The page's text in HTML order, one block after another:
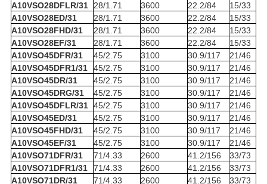
A10VSO28DFLR/31 28/1.71 3600 22.2/84
15/33
A10VSO28ED/31
28/1.71 3600 22.2/84
15/33
A10VSO28FHD/31
28/1.71 3600 22.2/84
15/33
A10VSO28EF/31
28/1.71 3600 22.2/84
15/33
A10VSO45DFR/31
45/2.75 3100 30.9/117
21/46
A10VSO45DFR1/31
45/2.75 3100 30.9/117
21/46
A10VSO45DR/31
45/2.75 3100 30.9/117
21/46
A10VSO45DRG/31
45/2.75 3100 30.9/117
21/46
A10VSO45DFLR/31 45/2.75 3100 30.9/117
21/46
A10VSO45ED/31
45/2.75 3100 30.9/117
21/46
A10VSO45FHD/31
45/2.75 3100 30.9/117
21/46
A10VSO45EF/31
45/2.75 3100 30.9/117
21/46
A10VSO71DFR/31
71/4.33 2600 41.2/156
33/73
A10VSO71DFR1/31
71/4.33 2600 41.2/156
33/73
A10VSO71DR/31
71/4.33 2600 41.2/156
33/73